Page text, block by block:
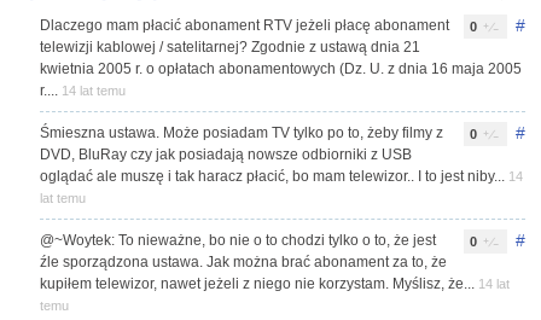
#
0
Dlaczego mam płacić abonament RTV jeżeli płacę abonament
telewizji kablowej / satelitarnej? Zgodnie z ustawą dnia 21
kwietnia 2005 r. o opłatach abonamentowych (Dz. U. z dnia 16 maja 2005
r.... 14 lat temu
#
0
Śmieszna ustawa. Może posiadam TV tylko po to, żeby filmy z
DVD, BluRay czy jak posiadają nowsze odbiorniki z USB
oglądać ale muszę i tak haracz płacić, bo mam telewizor.. I to jest niby... 14
lat temu
#
0
@~Woytek: To nieważne, bo nie o to chodzi tylko o to, że jest
źle sporządzona ustawa. Jak można brać abonament za to, że
kupiłem telewizor, nawet jeżeli z niego nie korzystam. Myślisz, że... 14 lat
temu